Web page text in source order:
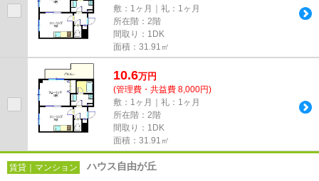
敷：1ヶ月｜礼：1ヶ月
所在階：2階
間取り：1DK
面積：31.91㎡
10.6万円
(管理費・共益費 8,000円)
敷：1ヶ月｜礼：1ヶ月
所在階：2階
間取り：1DK
面積：31.91㎡
賃貸｜マンション ハウス自由が丘